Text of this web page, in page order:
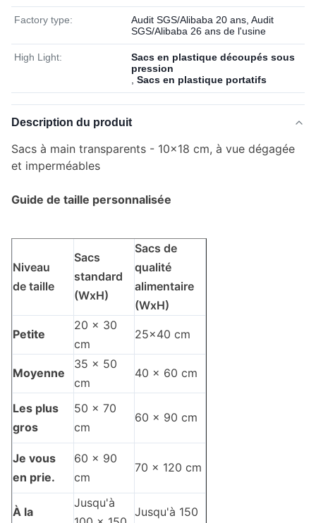
Factory type:
Audit SGS/Alibaba 20 ans, Audit
SGS/Alibaba 26 ans de l'usine
High Light:
Sacs en plastique découpés sous
pression
Sacs en plastique portatifs
Description du produit
Sacs à main transparents - 10x18 cm, à vue dégagée
et imperméables
Guide de taille personnalisée
Niveau
de taille
Sacs
standard
(WxH)
Sacs de
qualité
alimentaire
(WxH)
Petite
20 x 30
cm
25x40 cm
Moyenne
35 x 50
cm
40 x 60 cm
Les plus
gros
50 x 70
cm
60 x 90 cm
Je vous
en prie.
60 x 90
cm
70 x 120 cm
À la
Jusqu'à
Jusqu'à 150